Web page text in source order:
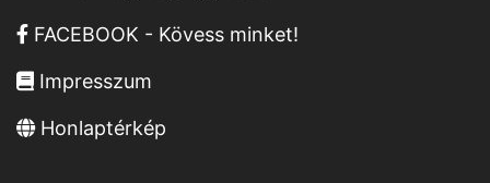
FACEBOOK - Kövess minket!
Impresszum
Honlaptérkép